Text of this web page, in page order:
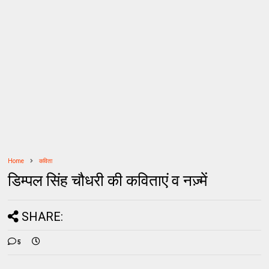
Home कविता
डिम्पल सिंह चौधरी की कविताएं व नज़्में
SHARE:
5